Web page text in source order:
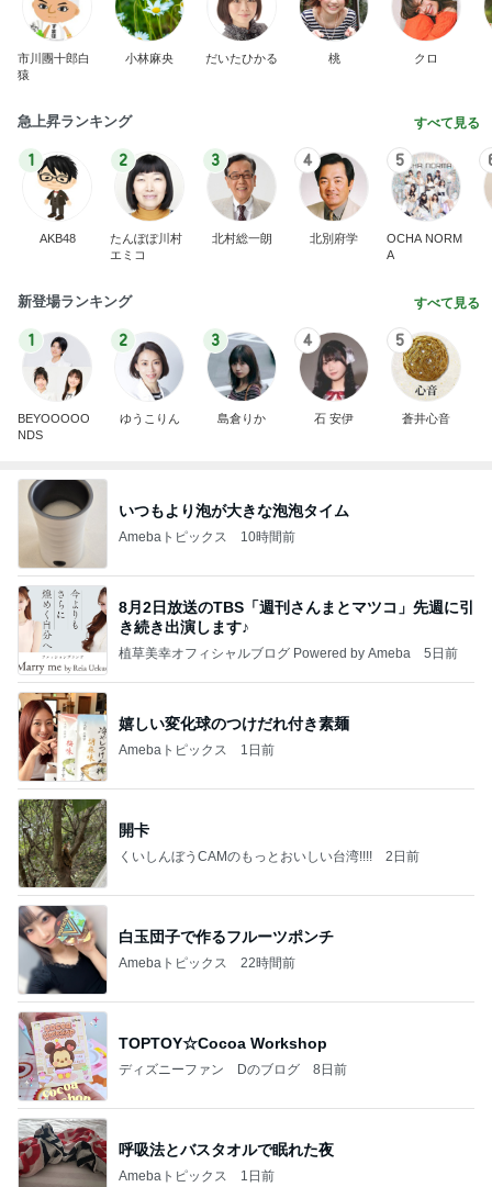
市川團十郎白
猿
小林麻央 だいたひかる 桃 クロ
急上昇ランキング すべて見る
1
AKB48
2
たんぽぽ川村
エミコ
3
北村総一朗
4
北別府学
5
OCHA NORM
A
新登場ランキング すべて見る
1
BEYOOOOO
NDS
2
ゆうこりん
3
島倉りか
4
石 安伊
5
蒼井心音
いつもより泡が大きな泡泡タイム
Amebaトピックス 10時間前
8月2日放送のTBS「週刊さんまとマツコ」先週に引
き続き出演します♪
植草美幸オフィシャルブログ Powered by Ameba 5日前
嬉しい変化球のつけだれ付き素麺
Amebaトピックス 1日前
開卡
くいしんぼうCAMのもっとおいしい台湾!!!! 2日前
白玉団子で作るフルーツポンチ
Amebaトピックス 22時間前
TOPTOY☆Cocoa Workshop
ディズニーファン Dのブログ 8日前
呼吸法とバスタオルで眠れた夜
Amebaトピックス 1日前